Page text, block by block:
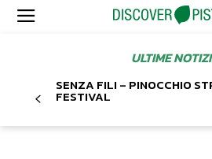
ULTIME
SENZA FILI – PINOCCHIO
FESTIVAL